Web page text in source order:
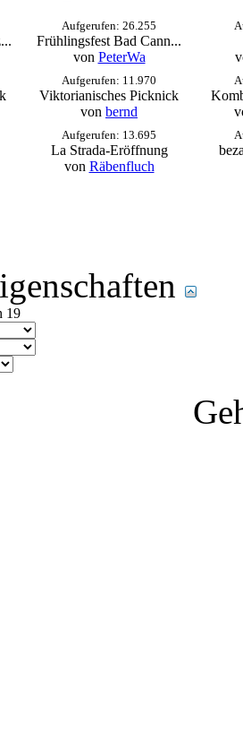
Aufgerufen: 26.255
Frühlingsfest Bad Cann...
von PeterWa
Aufgerufen: 11.970
Viktorianisches Picknick
von bernd
Aufgerufen: 13.695
La Strada-Eröffnung
von Räbenfluch
19